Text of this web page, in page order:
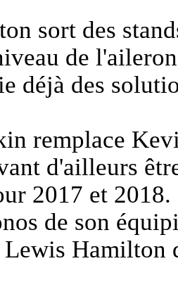
sort des
de
déjà des
remplace
d'ailleurs
2017 et
de son
Lewis Hamilton